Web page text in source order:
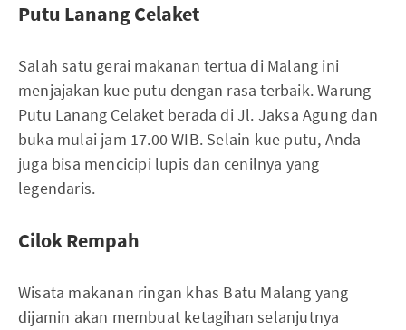
Putu Lanang Celaket
Salah satu gerai makanan tertua di Malang ini
menjajakan kue putu dengan rasa terbaik. Warung
Putu Lanang Celaket berada di Jl. Jaksa Agung dan
buka mulai jam 17.00 WIB. Selain kue putu, Anda
juga bisa mencicipi lupis dan cenilnya yang
legendaris.
Cilok Rempah
Wisata makanan ringan khas Batu Malang yang
dijamin akan membuat ketagihan selanjutnya